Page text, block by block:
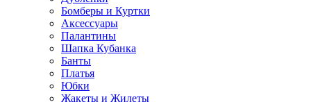
Бомберы и Куртки
Аксессуары
Палантины
Шапка Кубанка
Банты
Платья
Юбки
Жакеты и Жилеты